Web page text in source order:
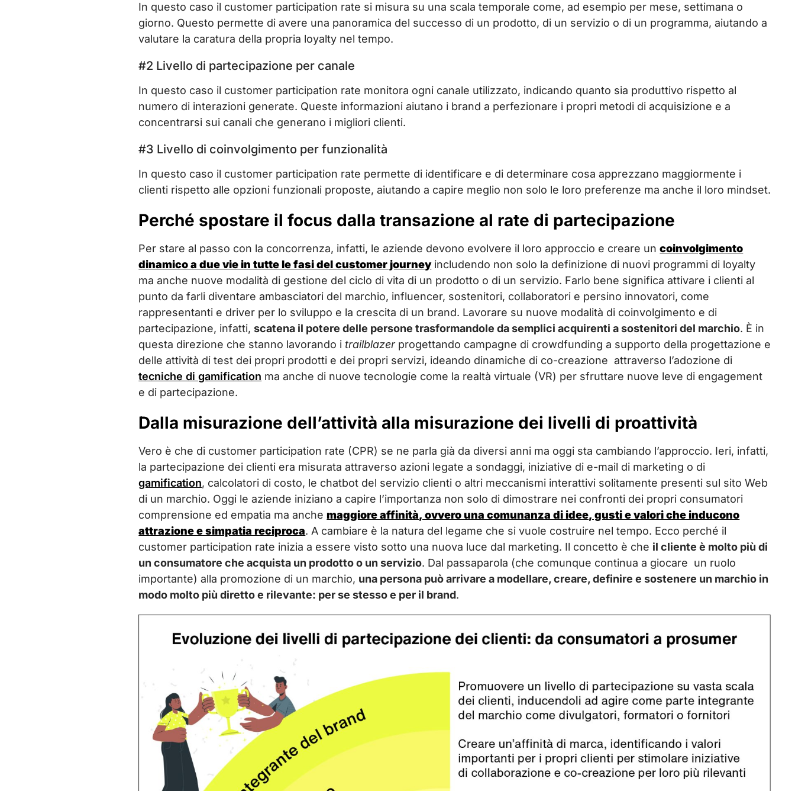
In questo caso il customer participation rate si misura su una scala temporale come, ad esempio per mese, settimana o
giorno. Questo permette di avere una panoramica del successo di un prodotto, di un servizio o di un programma, aiutando a
valutare la caratura della propria loyalty nel tempo.
#2 Livello di partecipazione per canale
In questo caso il customer participation rate monitora ogni canale utilizzato, indicando quanto sia produttivo rispetto al
numero di interazioni generate. Queste informazioni aiutano i brand a perfezionare i propri metodi di acquisizione e a
concentrarsi sui canali che generano i migliori clienti.
#3 Livello di coinvolgimento per funzionalità
In questo caso il customer participation rate permette di identificare e di determinare cosa apprezzano maggiormente i
clienti rispetto alle opzioni funzionali proposte, aiutando a capire meglio non solo le loro preferenze ma anche il loro mindset.
Perché spostare il focus dalla transazione al rate di partecipazione
Per stare al passo con la concorrenza, infatti, le aziende devono evolvere il loro approccio e creare uncoinvolgimento
dinamico a due vie in tutte le fasi del customer journeyincludendo non solo la definizione di nuovi programmi di loyalty
ma anche nuove modalità di gestione del ciclo di vita di un prodotto o di un servizio. Farlo bene significa attivare i clienti al
punto da farli diventare ambasciatori del marchio, influencer, sostenitori, collaboratori e persino innovatori, come
rappresentanti e driver per lo sviluppo e la crescita di un brand. Lavorare su nuove modalità di coinvolgimento e di
partecipazione, infatti,scatena il potere delle persone trasformandole da semplici acquirenti a sostenitori del marchio. È in
questa direzione che stanno lavorando i trailblazerprogettando campagne di crowdfunding a supporto della progettazione e
delle attività di test dei propri prodotti e dei propri servizi, ideando dinamiche di co-creazione attraverso l’adozione di
tecniche di gamification ma anche di nuove tecnologie come la realtà virtuale (VR) per sfruttare nuove leve di engagement
e di partecipazione.
Dalla misurazione dell’attività alla misurazione dei livelli di proattività
Vero è che di customer participation rate (CPR) se ne parla già da diversi anni ma oggi sta cambiando l’approccio. Ieri, infatti,
la partecipazione dei clienti era misurata attraverso azioni legate a sondaggi, iniziative di e-mail di marketing o di
gamification, calcolatori di costo, le chatbot del servizio clienti o altri meccanismi interattivi solitamente presenti sul sito Web
di un marchio. Oggi le aziende iniziano a capire l’importanza non solo di dimostrare nei confronti dei propri consumatori
comprensione ed empatia ma anchemaggiore affinità, ovvero una comunanza di idee, gusti e valori che inducono
attrazione e simpatia reciproca. A cambiare è la natura del legame che si vuole costruire nel tempo. Ecco perché il
customer participation rate inizia a essere visto sotto una nuova luce dal marketing. Il concetto è che il cliente è molto più di
un consumatore che acquista un prodotto o un servizio. Dal passaparola (che comunque continua a giocare un ruolo
importante) alla promozione di un marchio, una persona può arrivare a modellare, creare, definire e sostenere un marchio in
modo molto più diretto e rilevante: per se stesso e per il brand.